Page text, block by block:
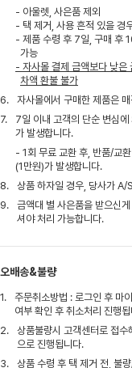
- 아울렛, 사은품 제외
- 택 제거, 사용 흔적 있을 경
- 제품 수령 후 7일, 구매 후
가능
- 자사몰 결제 금액보다 낮은
차액 환불 불가
6.
자사몰에서 구매한 제품은
7.
7일 이내 고객의 단순 변심
가 발생합니다.
- 1회 무료 교환 후, 반품/교환
(1만원)가 발생합니다.
8.
상품 하자일 경우, 당사가 A/
9.
금액대 별 사은품을 받으신
셔야 처리 가능합니다.
오배송&불량
1.
주문취소방법 : 로그인 후 마
여부 확인 후 취소처리 진행
2.
상품불량시 고객센터로 접
으로 진행됩니다.
3.
상품 수령 후 택 제거 전, 불